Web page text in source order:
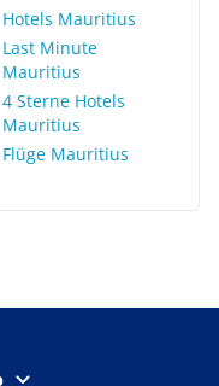
Hotels Mauritius
Last Minute
Mauritius
4 Sterne Hotels
Mauritius
Flüge Mauritius